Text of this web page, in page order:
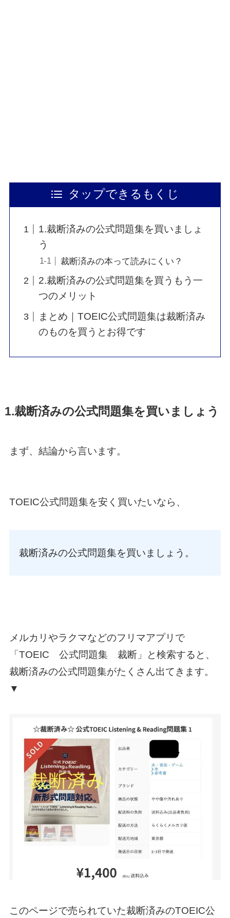
タップできるもくじ
1.裁断済みの公式問題集を買いましょ
う
裁断済みの本って読みにくい？
2.裁断済みの公式問題集を買うもう一
つのメリット
まとめ｜TOEIC公式問題集は裁断済み
のものを買うとお得です
1.裁断済みの公式問題集を買いましょう
まず、結論から言います。
TOEIC公式問題集を安く買いたいなら、
裁断済みの公式問題集を買いましょう。
メルカリやラクマなどのフリマアプリで
「TOEIC 公式問題集 裁断」と検索すると、
裁断済みの公式問題集がたくさん出てきます。
▼
このページで売られていた裁断済みのTOEIC公